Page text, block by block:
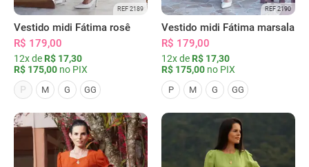
REF 2189
Vestido midi Fátima rosê
R$ 179,00
12x de R$ 17,30
R$ 175,00 no PIX
P
M G GG
REF 2190
Vestido midi Fátima marsala
R$ 179,00
12x de R$ 17,30
R$ 175,00 no PIX
P M G GG